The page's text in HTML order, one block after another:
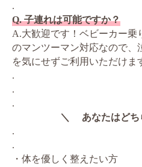
.
Q. 子連れは可能ですか？
A.大歓迎です！ベビーカー乗
のマンツーマン対応なので、
を気にせずご利用いただけま
.
.
.
＼ あなたはど
.
.
・体を優しく整えたい方